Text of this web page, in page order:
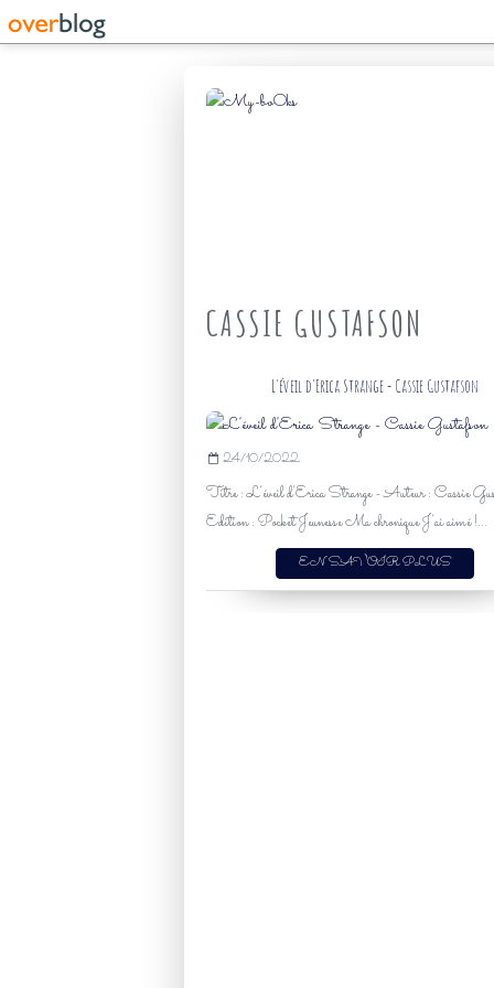
CASSIE GUSTAFSON
L'éveil d'Erica Strange - Cassie Gustafson
24/10/2022
Titre : L'éveil d'Erica Strange - Auteur : Cassie
Edition : Pocket Jeunesse Ma chronique J'ai aimé !...
EN SAVOIR PLUS